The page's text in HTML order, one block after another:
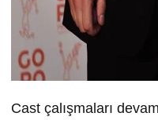
Cast çalışmaları